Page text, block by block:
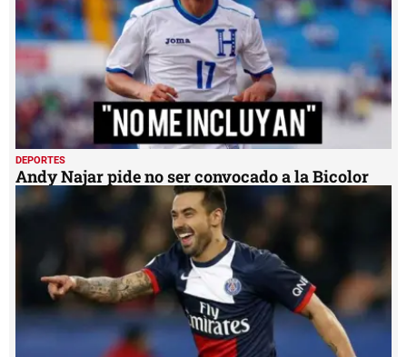
DEPORTES
Andy Najar pide no ser convocado a la Bicolor